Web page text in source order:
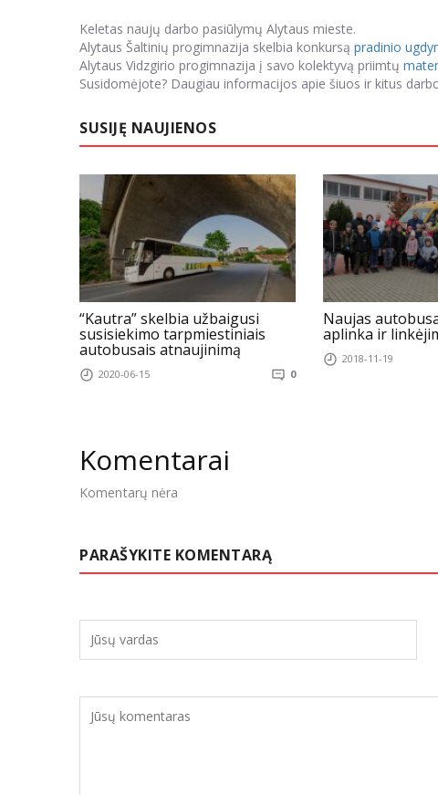
Keletas naujų darbo pasiūlymų Alytaus mieste.
Alytaus Šaltinių progimnazija skelbia konkursą pradinio
Alytaus Vidzgirio progimnazija į savo kolektyvą priimtų
Susidomėjote? Daugiau informacijos apie šiuos ir kitus
SUSIJĘ NAUJIENOS
“Kautra” skelbia užbaigusi
susisiekimo tarpmiestiniais
autobusais atnaujinimą
2020-06-15 0
Naujas
aplinka ir
2018-11-19
Komentarai
Komentarų nėra
PARAŠYKITE KOMENTARĄ